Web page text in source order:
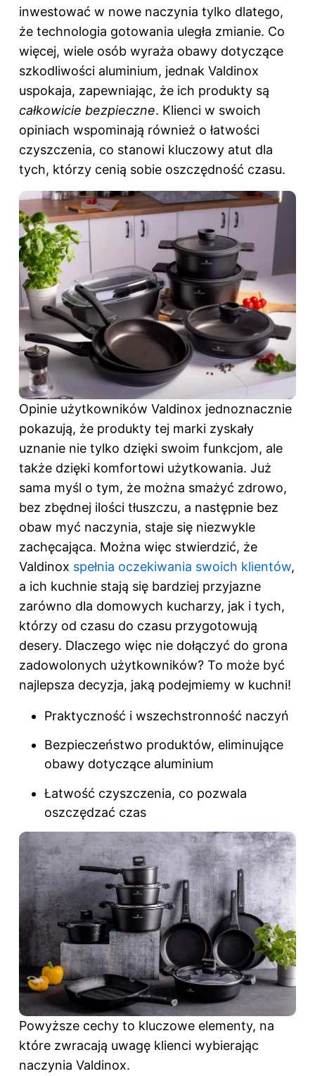
inwestować w nowe naczynia tylko dlatego,
że technologia gotowania uległa zmianie. Co
więcej, wiele osób wyraża obawy dotyczące
szkodliwości aluminium, jednak Valdinox
uspokaja, zapewniając, że ich produkty są
całkowicie bezpieczne. Klienci w swoich
opiniach wspominają również o łatwości
czyszczenia, co stanowi kluczowy atut dla
tych, którzy cenią sobie oszczędność czasu.
Opinie użytkowników Valdinox jednoznacznie
pokazują, że produkty tej marki zyskały
uznanie nie tylko dzięki swoim funkcjom, ale
także dzięki komfortowi użytkowania. Już
sama myśl o tym, że można smażyć zdrowo,
bez zbędnej ilości tłuszczu, a następnie bez
obaw myć naczynia, staje się niezwykle
zachęcająca. Można więc stwierdzić, że
Valdinox spełnia oczekiwania swoich klientów,
a ich kuchnie stają się bardziej przyjazne
zarówno dla domowych kucharzy, jak i tych,
którzy od czasu do czasu przygotowują
desery. Dlaczego więc nie dołączyć do grona
zadowolonych użytkowników? To może być
najlepsza decyzja, jaką podejmiemy w kuchni!
Praktyczność i wszechstronność naczyń
Bezpieczeństwo produktów, eliminujące
obawy dotyczące aluminium
Łatwość czyszczenia, co pozwala
oszczędzać czas
Powyższe cechy to kluczowe elementy, na
które zwracają uwagę klienci wybierając
naczynia Valdinox.